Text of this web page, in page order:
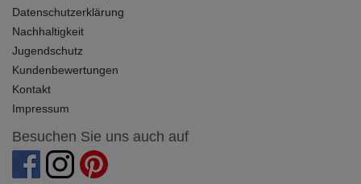
Datenschutzerklärung
Nachhaltigkeit
Jugendschutz
Kundenbewertungen
Kontakt
Impressum
Besuchen Sie uns auch auf